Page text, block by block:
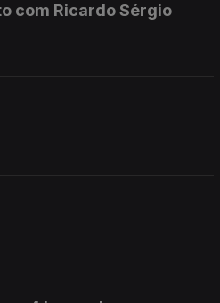
com Ricardo Sérgio